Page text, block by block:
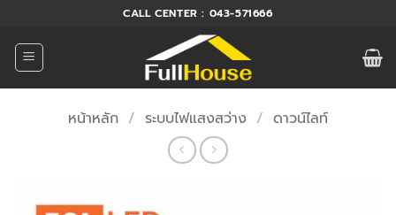
ยัง
เนื้อหา
CALL CENTER : 043-571666
หน้าหลัก / ระบบไฟแสงสว่าง / ดาวน์ไลท์